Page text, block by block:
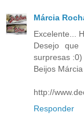
Márcia
Excelente...
Desejo
surpresas :0)
Beijos
http://
Responder